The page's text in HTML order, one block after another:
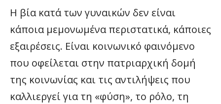
Η βία κατά των γυναικών δεν είναι
κάποια μεμονωμένα περιστατικά, κάποιες
εξαιρέσεις. Είναι κοινωνικό φαινόμενο
που οφείλεται στην πατριαρχική δομή
της κοινωνίας και τις αντιλήψεις που
καλλιεργεί για τη «φύση», το ρόλο, τη